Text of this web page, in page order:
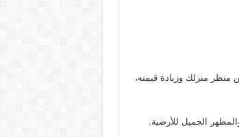
منزلك وزيادة قيمته،
الجميل للأرضية.